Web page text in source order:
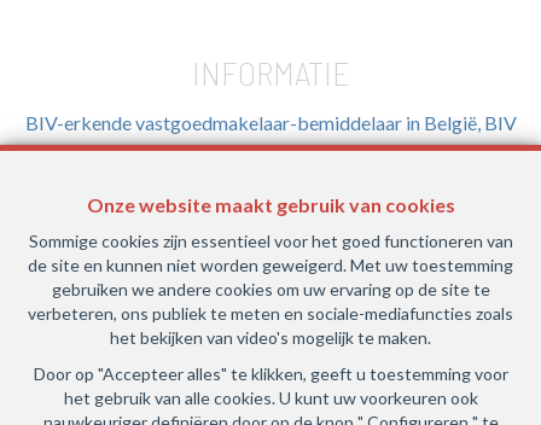
Onze website maakt gebruik van cookies
Sommige cookies zijn essentieel voor het goed functioneren van
de site en kunnen niet worden geweigerd. Met uw toestemming
gebruiken we andere cookies om uw ervaring op de site te
verbeteren, ons publiek te meten en sociale-mediafuncties zoals
het bekijken van video's mogelijk te maken.
Door op "Accepteer alles" te klikken, geeft u toestemming voor
het gebruik van alle cookies. U kunt uw voorkeuren ook
INFORMATIE
BIV-erkende vastgoedmakelaar-bemiddelaar in België, BIV
N° 505.527- Toezichthoudende Autoriteit : Beroepinstituut
Brussel (+32 2 505 38 50 - info@biv.be) -www.biv.be
Deontologische code
BA en borgstelling via NV AXA Belgium, Troonplein 1, 1000
Brussel (polisnr. 730.390.160) Dekking geldt voor
activiteiten die in België worden uitgevoerd
Algemene gebruiksvoorwaarden van de website